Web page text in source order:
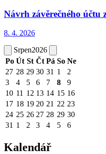
Návrh závěrečného účtu
8. 4. 2026
Srpen2026
Po Út St Čt Pá So Ne
27 28 29 30 31 1
2
3
4 5 6 7 8
9
10 11 12 13 14 15 16
17 18 19 20 21 22 23
24 25 26 27 28 29 30
31 1 2 3 4 5 6
Kalendář